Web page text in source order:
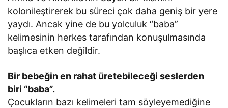
kolonileştirerek bu süreci çok daha geniş bir yere
yaydı. Ancak yine de bu yolculuk “baba”
kelimesinin herkes tarafından konuşulmasında
başlıca etken değildir.
Bir bebeğin en rahat üretebileceği seslerden
biri “baba”.
Çocukların bazı kelimeleri tam söyleyemediğine